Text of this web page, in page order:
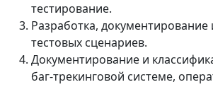
тестирование.
Разработка,
тестовых сценариев.
Документирование и
баг-трекинговой системе,